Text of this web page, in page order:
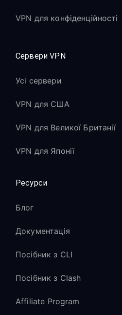
VPN для конфіденційності
Сервери VPN
Усі сервери
VPN для США
VPN для Великої Британії
VPN для Японії
Ресурси
Блог
Документація
Посібник з CLI
Посібник з Clash
Affiliate Program